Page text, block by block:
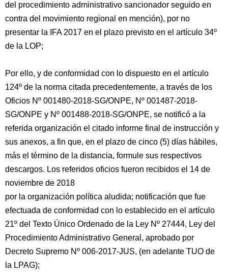
del procedimiento administrativo sancionador seguido en
contra del movimiento regional en mención), por no
presentar la IFA 2017 en el plazo previsto en el artículo 34º
de la LOP;
Por ello, y de conformidad con lo dispuesto en el artículo
124º de la norma citada precedentemente, a través de los
Oficios Nº 001480-2018-SG/ONPE, Nº 001487-2018-
SG/ONPE y Nº 001488-2018-SG/ONPE, se notificó a la
referida organización el citado informe final de instrucción y
sus anexos, a fin que, en el plazo de cinco (5) días hábiles,
más el término de la distancia, formule sus respectivos
descargos. Los referidos oficios fueron recibidos el 14 de
noviembre de 2018
por la organización política aludida; notificación que fue
efectuada de conformidad con lo establecido en el artículo
21º del Texto Único Ordenado de la Ley Nº 27444, Ley del
Procedimiento Administrativo General, aprobado por
Decreto Supremo Nº 006-2017-JUS, (en adelante TUO de
la LPAG);